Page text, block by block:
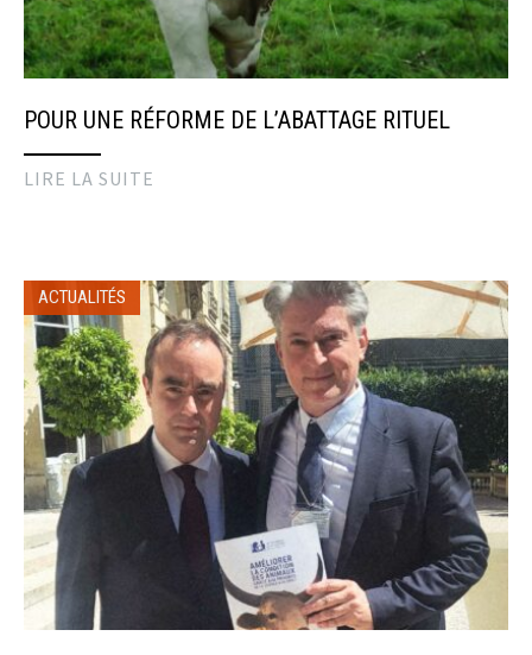
POUR UNE RÉFORME DE L’ABATTAGE RITUEL
LIRE LA SUITE
ACTUALITÉS